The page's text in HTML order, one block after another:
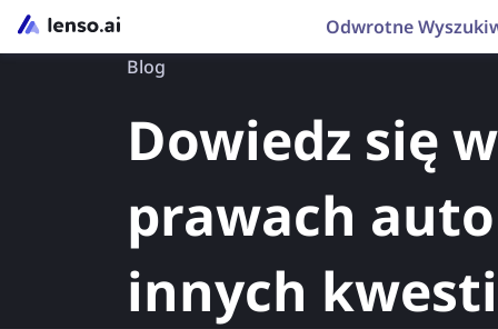
Odwrotne
Blog
Dowiedz się
prawach
innych